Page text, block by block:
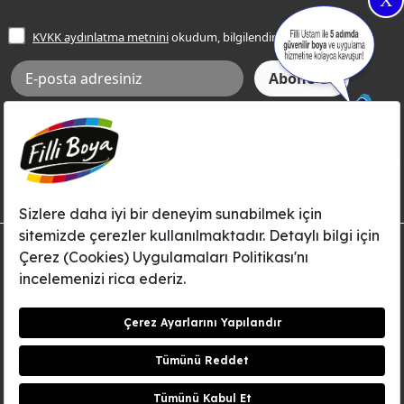
Frezya Rengi
Bilgi Toplumu Hizmetleri
İnternet Sitesi Kullanım Koşulları
KVKK Talep Formu
KVKK Aydınlatma Metni
KVKK aydınlatma metniniokudum, bilgilendim.
Aksi tarafımca bildirilene dek, Betek Boya ve Kimya Sanayi A.Ş.'nin
Filli Boya dahil tüm markaları ile ilgili kampanya, duyuru, hizmetler ve
tanıtım faaliyetleri vb. ile ilgili olarak e-posta yoluyla şahsıma
© Filli Boya 2026. Tüm Hakları Saklıdır.